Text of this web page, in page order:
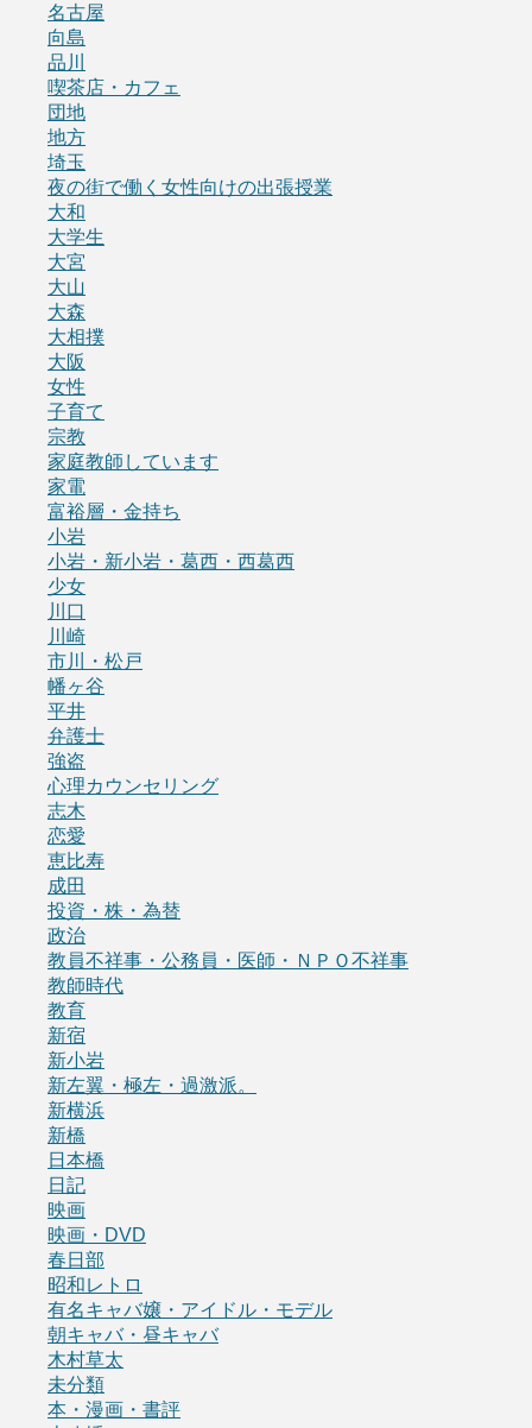
名古屋
向島
品川
喫茶店・カフェ
団地
地方
埼玉
夜の街で働く女性向けの出張授業
大和
大学生
大宮
大山
大森
大相撲
大阪
女性
子育て
宗教
家庭教師しています
家電
富裕層・金持ち
小岩
小岩・新小岩・葛西・西葛西
少女
川口
川崎
市川・松戸
幡ヶ谷
平井
弁護士
強盗
心理カウンセリング
志木
恋愛
恵比寿
成田
投資・株・為替
政治
教員不祥事・公務員・医師・ＮＰＯ不祥事
教師時代
教育
新宿
新小岩
新左翼・極左・過激派。
新横浜
新橋
日本橋
日記
映画
映画・DVD
春日部
昭和レトロ
有名キャバ嬢・アイドル・モデル
朝キャバ・昼キャバ
木村草太
未分類
本・漫画・書評